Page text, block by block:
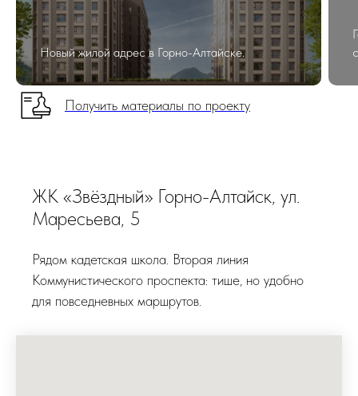
Новый жилой адрес в Горно-Алтайске.
Получить материалы по проекту
ЖК «Звёздный» Горно-Алтайск, ул.
Маресьева, 5
Рядом кадетская школа. Вторая линия
Коммунистического проспекта: тише, но удобно
для повседневных маршрутов.